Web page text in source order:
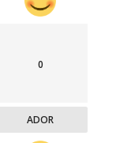
0
ADOR